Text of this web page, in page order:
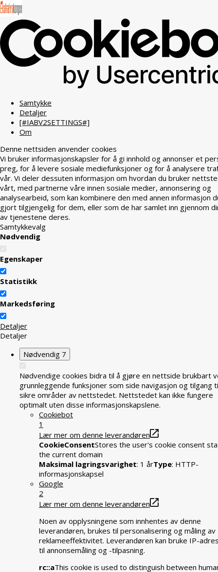
Samtykke
Detaljer
[#IABV2SETTINGS#]
Om
Denne nettsiden anvender cookies
Vi bruker informasjonskapsler for å gi innhold og annonser et
preg, for å levere sosiale mediefunksjoner og for å analysere
vår. Vi deler dessuten informasjon om hvordan du bruker
vårt, med partnerne våre innen sosiale medier, annonsering og
analysearbeid, som kan kombinere den med annen informasjon
gjort tilgjengelig for dem, eller som de har samlet inn gjennom
av tjenestene deres.
Samtykkevalg
Nødvendig
Egenskaper
Statistikk
Markedsføring
Detaljer
Detaljer
Nødvendig 7
Nødvendige cookies bidra til å gjøre en nettside brukbart
grunnleggende funksjoner som side navigasjon og tilgang
sikre områder av nettstedet. Nettstedet kan ikke fungere
optimalt uten disse informasjonskapslene.
Cookiebot
1
Lær mer om denne leverandøren
CookieConsentStores the user's cookie consent
the current domain
Maksimal lagringsvarighet: 1 årType: HTTP-
informasjonskapsel
Google
2
Lær mer om denne leverandøren
Noen av opplysningene som innhentes av denne
leverandøren, brukes til personalisering og måling av
reklameeffektivitet. Leverandøren kan bruke IP-
til annonsemåling og -tilpasning.
rc::aThis cookie is used to distinguish between